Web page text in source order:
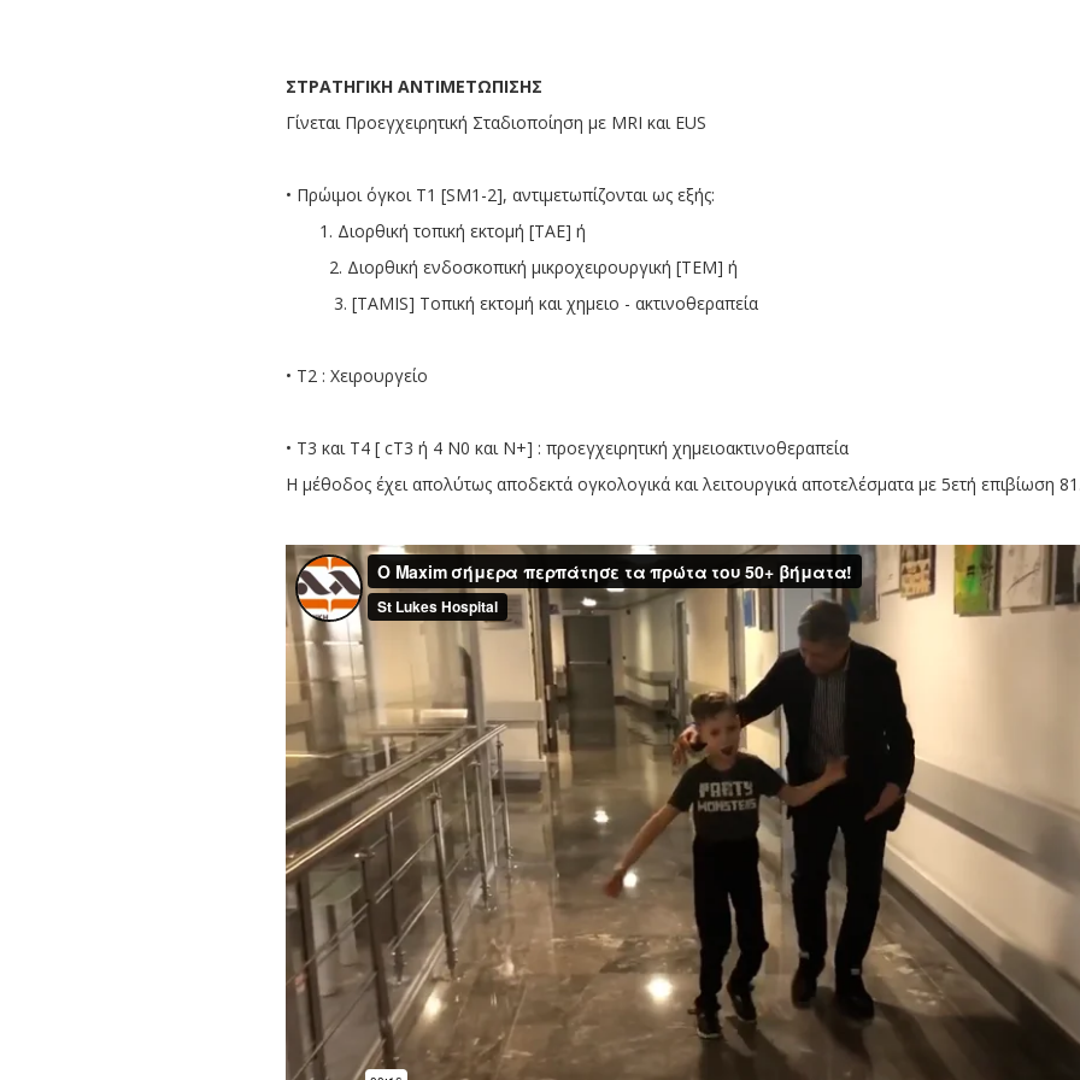
ΣΤΡΑΤΗΓΙΚΗ ΑΝΤΙΜΕΤΩΠΙΣΗΣ
Γίνεται Προεγχειρητική Σταδιοποίηση με MRI και EUS
• Πρώιμοι όγκοι Τ1 [SM1-2], αντιμετωπίζονται ως εξής:
1. Διορθική τοπική εκτομή [ΤΑΕ] ή
2. Διορθική ενδοσκοπική μικροχειρουργική [ΤΕΜ] ή
3. [ΤAMIS] Tοπική εκτομή και χημειο - ακτινοθεραπεία
• Τ2 : Χειρουργείο
• Τ3 και Τ4 [ cT3 ή 4 Ν0 και Ν+] : προεγχειρητική χημειοακτινοθεραπεία
Η μέθοδος έχει απολύτως αποδεκτά ογκολογικά και λειτουργικά αποτελέσματα με 5ετή επιβίωση